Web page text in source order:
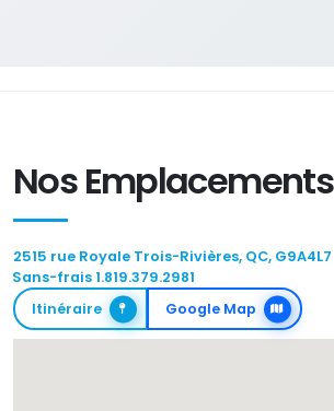
Nos Emplacements
2515 rue Royale Trois-Rivières, QC, G9A4L7
Sans-frais 1.819.379.2981
Itinéraire
Google Map